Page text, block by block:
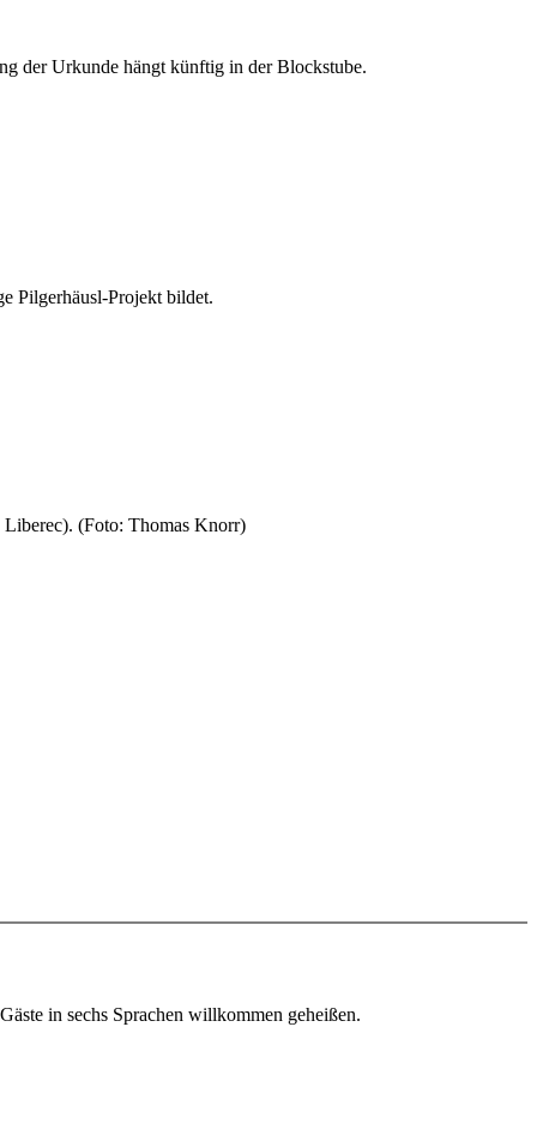
der Urkunde hängt künftig in der Blockstube.
Pilgerhäusl-Projekt bildet.
(Foto: Thomas Knorr)
in sechs Sprachen willkommen geheißen.